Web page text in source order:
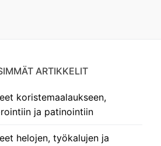
ARTIKKELIT
koristemaalaukseen,
ja patinointiin
helojen, työkalujen ja